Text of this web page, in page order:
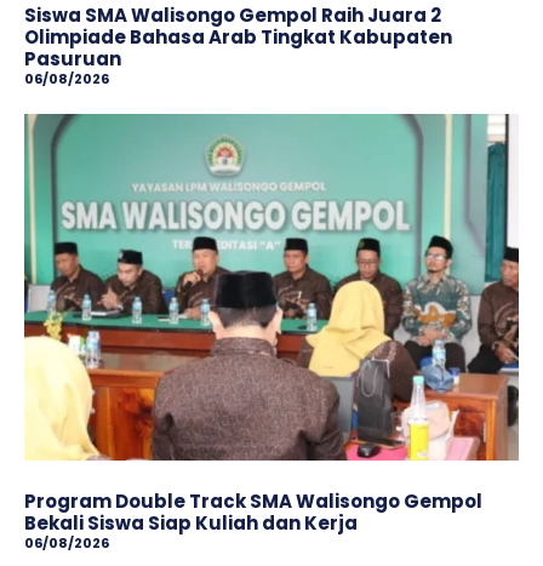
Siswa SMA Walisongo Gempol Raih Juara 2
Olimpiade Bahasa Arab Tingkat Kabupaten
Pasuruan
06/08/2026
Program Double Track SMA Walisongo Gempol
Bekali Siswa Siap Kuliah dan Kerja
06/08/2026